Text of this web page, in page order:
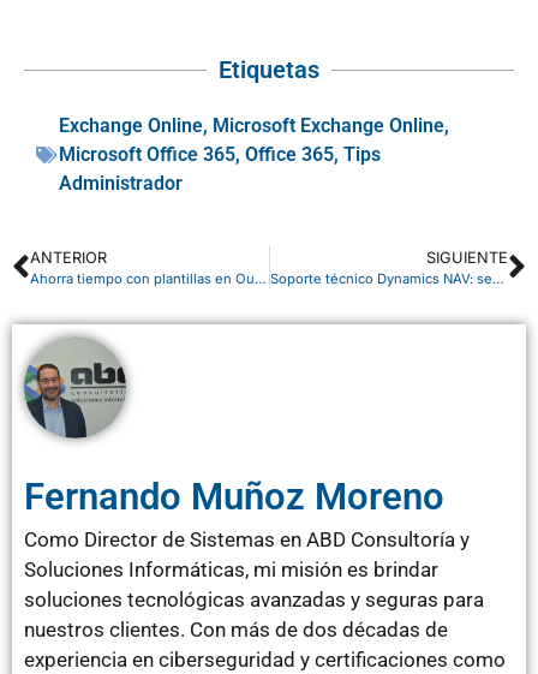
Etiquetas
Exchange Online, Microsoft Exchange Online,
Microsoft Office 365, Office 365, Tips
Administrador
ANTERIOR
Ahorra tiempo con plantillas en Outlook OWA 365: guía rápida
SIGUIENTE
Soporte técnico Dynamics NAV: servicios, mantenimiento y consultoría ERP
Fernando Muñoz Moreno
Como Director de Sistemas en ABD Consultoría y
Soluciones Informáticas, mi misión es brindar
soluciones tecnológicas avanzadas y seguras para
nuestros clientes. Con más de dos décadas de
experiencia en ciberseguridad y certificaciones como